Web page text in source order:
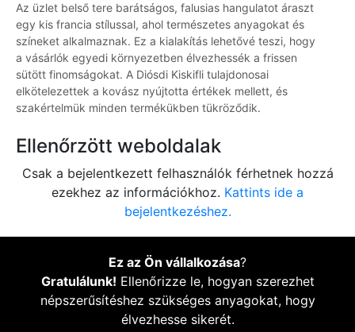
Az üzlet belső tere barátságos, falusias hangulatot áraszt
egy kis francia stílussal, ahol természetes anyagokat és
színeket alkalmaznak. Ez a kialakítás lehetővé teszi, hogy
a vásárlók egyedi környezetben élvezhessék a frissen
sütött finomságokat. A Diósdi Kiskifli tulajdonosai
elkötelezettek a kovász nyújtotta értékek mellett, és
szakértelmük minden termékükben tükröződik.
Ellenőrzött weboldalak
Csak a bejelentkezett felhasználók férhetnek hozzá
ezekhez az információkhoz. Kattints ide a
bejelentkezéshez.
Ez az Ön vállalkozása?
Gratulálunk! Ellenőrizze le, hogyan szerezhet
népszerűsítéshez szükséges anyagokat, hogy
élvezhesse sikerét.